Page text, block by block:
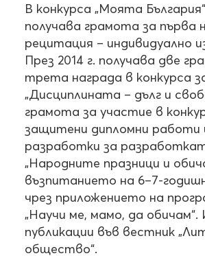
В конкурса „Моята
получава грамота за първа
рецитация – индивидуално
През 2014 г. получава две
трета награда в конкурса
„Дисциплината – дълг и
грамота за участие в
защитени дипломни работи
разработки за
„Народните празници и
възпитанието на 6–7-
чрез приложението на
„Научи ме, мамо, да обичам“.
публикации във вестник
общество“.